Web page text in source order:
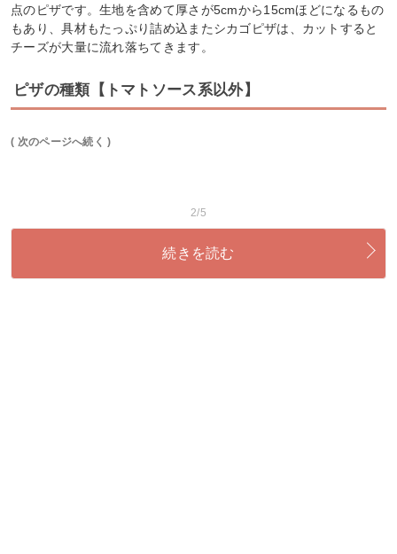
点のピザです。生地を含めて厚さが5cmから15cmほどになるもの
もあり、具材もたっぷり詰め込またシカゴピザは、カットすると
チーズが大量に流れ落ちてきます。
ピザの種類【トマトソース系以外】
( 次のページへ続く )
2/5
続きを読む